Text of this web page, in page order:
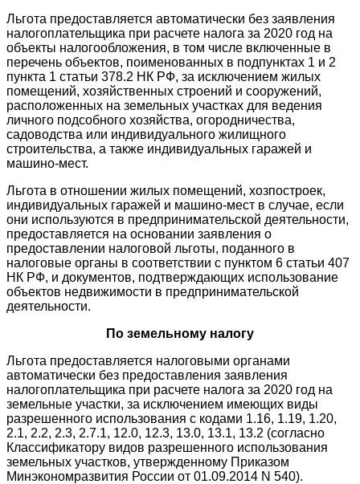
Льгота предоставляется автоматически без заявления
налогоплательщика при расчете налога за 2020 год на
объекты налогообложения, в том числе включенные в
перечень объектов, поименованных в подпунктах 1 и 2
пункта 1 статьи 378.2 НК РФ, за исключением жилых
помещений, хозяйственных строений и сооружений,
расположенных на земельных участках для ведения
личного подсобного хозяйства, огородничества,
садоводства или индивидуального жилищного
строительства, а также индивидуальных гаражей и
машино-мест.
Льгота в отношении жилых помещений, хозпостроек,
индивидуальных гаражей и машино-мест в случае, если
они используются в предпринимательской деятельности,
предоставляется на основании заявления о
предоставлении налоговой льготы, поданного в
налоговые органы в соответствии с пунктом 6 статьи 407
НК РФ, и документов, подтверждающих использование
объектов недвижимости в предпринимательской
деятельности.
По земельному налогу
Льгота предоставляется налоговыми органами
автоматически без предоставления заявления
налогоплательщика при расчете налога за 2020 год на
земельные участки, за исключением имеющих виды
разрешенного использования с кодами 1.16, 1.19, 1.20,
2.1, 2.2, 2.3, 2.7.1, 12.0, 12.3, 13.0, 13.1, 13.2 (согласно
Классификатору видов разрешенного использования
земельных участков, утвержденному Приказом
Минэкономразвития России от 01.09.2014 N 540).